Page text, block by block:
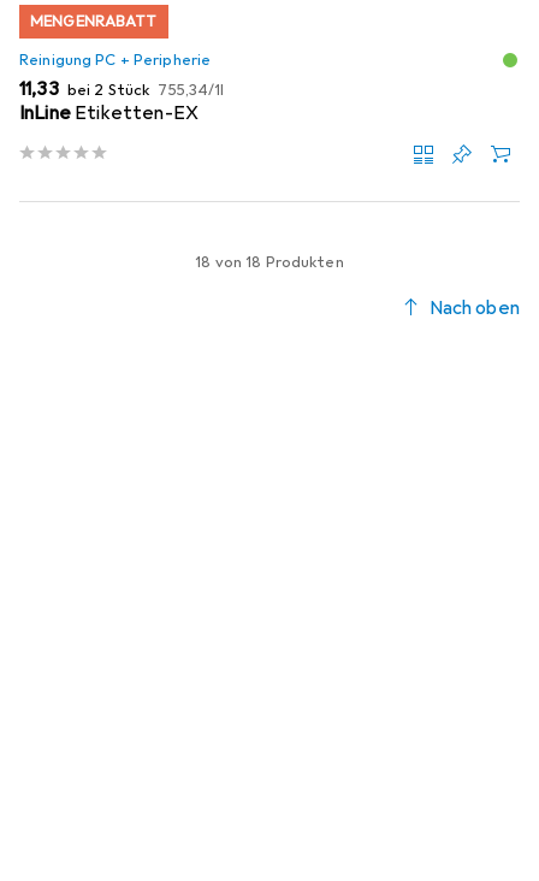
MENGENRABATT
Reinigung PC + Peripherie
EUR
11,33 bei 2 Stück EUR
755,34/1l
InLine Etiketten-EX
18 von 18 Produkten
Nach oben